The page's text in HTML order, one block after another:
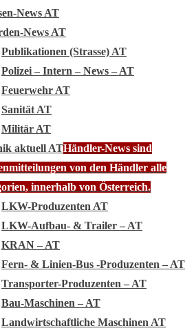
News AT
News AT
Publikationen (Strasse) AT
Polizei – Intern – News – AT
Feuerwehr AT
Sanität AT
Militär AT
aktuell ATHändler-News sind
von den Händler alle
innerhalb von Österreich.
LKW-Produzenten AT
LKW-Aufbau- & Trailer – AT
KRAN – AT
Fern- & Linien-Bus -Produzenten – AT
Transporter-Produzenten – AT
Bau-Maschinen – AT
Landwirtschaftliche Maschinen AT